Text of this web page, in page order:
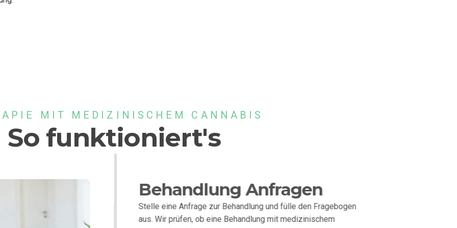
MIT MEDIZINISCHEM CANNABIS
So funktioniert's
Behandlung Anfragen
Stelle eine Anfrage zur Behandlung und fülle den Fragebogen
aus. Wir prüfen, ob eine Behandlung mit medizinischem